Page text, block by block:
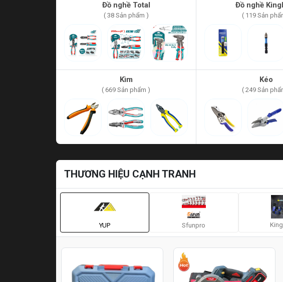
Đồ nghề Total
( 38 Sản phẩm )
Đồ nghề
( 119 Sản
Kìm
( 669 Sản phẩm )
Kéo
( 249 Sản
THƯƠNG HIỆU CẠNH TRANH
YUP Sfunpro